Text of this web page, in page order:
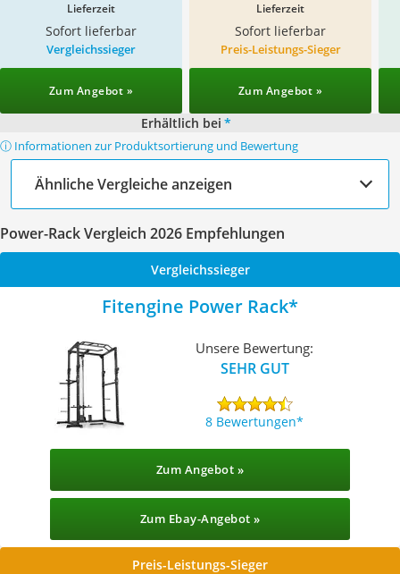
Lieferzeit
Sofort lieferbar
Lieferzeit
Sofort lieferbar
Vergleichssieger
Zum Angebot »
Preis-Leistungs-Sieger
Zum Angebot »
Erhältlich bei *
ⓘ Informationen zur Produktsortierung und Bewertung
Ähnliche Vergleiche anzeigen
Power-Rack Vergleich 2026 Empfehlungen
Vergleichssieger
Fitengine Power Rack
Unsere Bewertung:
SEHR GUT
8 Bewertungen
Zum Angebot »
Zum Ebay-Angebot »
Preis-Leistungs-Sieger